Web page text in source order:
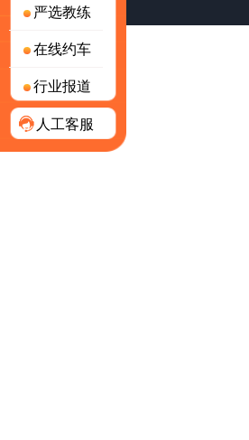
严选教练
在线约车
行业报道
人工客服
号-2 版权所有 © 上海林怀网络科技有限公司